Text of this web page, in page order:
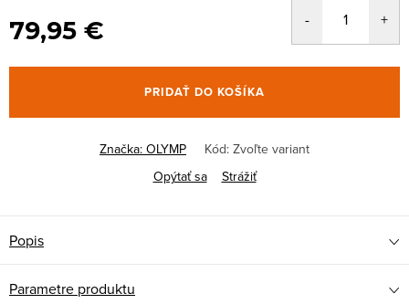
79,95 €
PRIDAŤ DO KOŠÍKA
Značka: OLYMP Kód: Zvoľte variant
Opýtať sa
Strážiť
Popis
Parametre produktu